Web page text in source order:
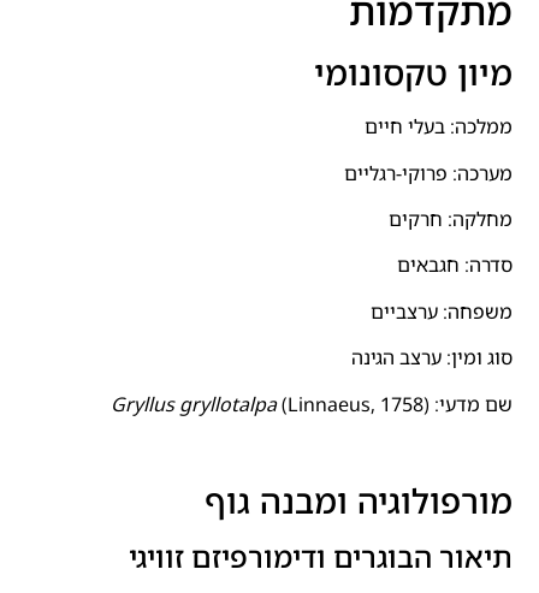
מתקדמות
מיון טקסונומי
ממלכה: בעלי חיים
מערכה: פרוקי-רגליים
מחלקה: חרקים
סדרה: חגבאים
משפחה: ערצביים
סוג ומין: ערצב הגינה
שם מדעי:
Gryllus gryllotalpa(Linnaeus, 1758)
מורפולוגיה ומבנה גוף
תיאור הבוגרים ודימורפיזם זוויגי